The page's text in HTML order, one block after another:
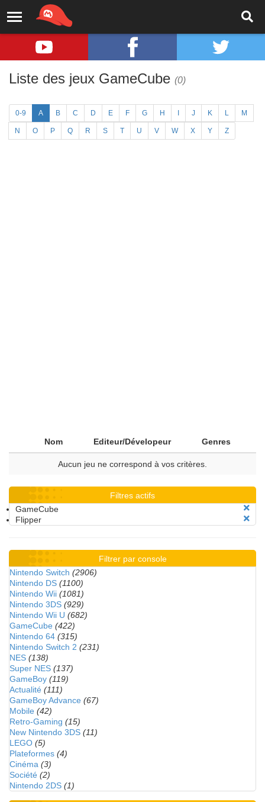
Liste des jeux GameCube (0)
0-9 A B C D E F G H J K L M
N O P Q R S T U V W X Y Z
Nom Editeur/Dévelopeur Genres
Aucun jeu ne correspond à vos critères.
Filtres actifs
GameCube
Flipper
Filtrer par console
Nintendo Switch (2906)
Nintendo DS (1100)
Nintendo Wii (1081)
Nintendo 3DS (929)
Nintendo Wii U (682)
GameCube (422)
Nintendo 64 (315)
Nintendo Switch 2 (231)
NES (138)
Super NES (137)
GameBoy (119)
Actualité (111)
GameBoy Advance (67)
Mobile (42)
Retro-Gaming (15)
New Nintendo 3DS (11)
LEGO (5)
Plateformes (4)
Cinéma (3)
Société (2)
Nintendo 2DS (1)